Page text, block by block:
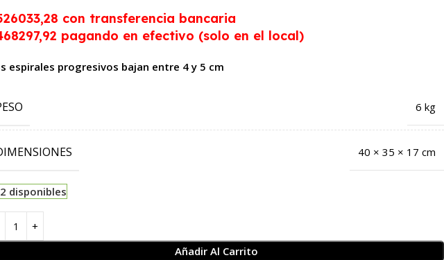
con transferencia bancaria
pagando en efectivo (solo en el local)
espirales progresivos bajan entre 4 y 5 cm
6 kg
40 × 35 × 17 cm
2 disponibles
Añadir Al Carrito